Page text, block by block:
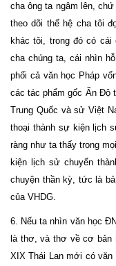
cha ông ta ngâm lên,
theo dõi thế hệ cha tôi
khác tôi, trong đó có
cha chúng ta, cái nhìn
phối cả văn học Pháp
các tác phẩm gốc Ấn
Trung Quốc và sử Việt
thoại thành sự kiện lịch
ràng như ta thấy trong
kiện lịch sử chuyển
chuyện thần kỳ, tức là
của VHDG.
6. Nếu ta nhìn văn học
là thơ, và thơ về cơ bản
XIX Thái Lan mới có